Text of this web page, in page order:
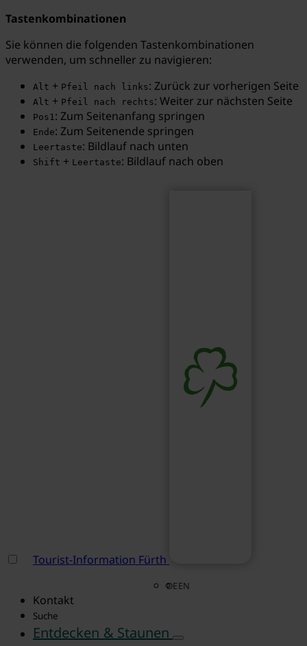
Tastenkombinationen
Sie können die folgenden Tastenkombinationen
verwenden, um schneller zu navigieren:
Alt + Pfeil nach links: Zurück zur vorherigen Seite
Alt + Pfeil nach rechts: Weiter zur nächsten Seite
Pos1: Zum Seitenanfang springen
Ende: Zum Seitenende springen
Leertaste: Bildlauf nach unten
Shift + Leertaste: Bildlauf nach oben
Tourist-Information Fürth
DEEN
Kontakt
Suche
Entdecken & Staunen
Suchbegriff...